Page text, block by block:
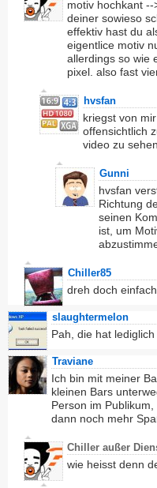
motiv hochkant
deiner sowieso
effektiv hast du
eigentlice motiv
allerdings so wie
pixel. also fast
hvsfan
kriegst von
offensichtlich
video zu sehen
Gunni
hvsfan
Richtung
seinen
ist, um
Chiller85
dreh doch
slaughtermelon
Pah, die hat
Traviane
Ich bin mit meiner
kleinen Bars
Person im
dann noch mehr
Chiller außer
wie heisst denn